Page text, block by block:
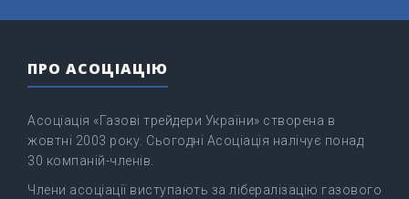
ПРО АСОЦІАЦІЮ
Асоціація «Газові трейдери України» створена в
жовтні 2003 року. Сьогодні Асоціація налічує понад
30 компаній-членів.
Члени асоціації виступають за лібералізацію газового